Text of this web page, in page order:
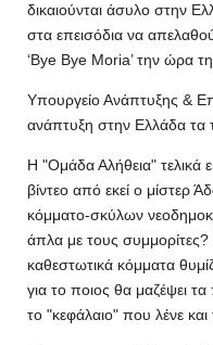
δικαιούνται άσυλο στην
στα επεισόδια να
‘Βye Bye Moria’ την ώρα
Υπουργείο Ανάπτυξης &
ανάπτυξη στην Ελλάδα τα
Η "Ομάδα Αλήθεια" τελικά
βίντεο από εκεί ο μίστερ
κόμματο-σκύλων
άπλα με τους
καθεστωτικά κόμματα
για το ποιος θα μαζέψει
το "κεφάλαιο" που λένε και